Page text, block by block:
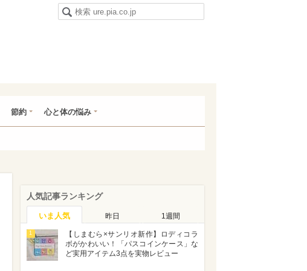
節約 心と体の悩み
人気記事ランキング
いま人気 昨日 1週間
1
【しまむら×サンリオ新作】ロディコラ
ボがかわいい！「パスコインケース」な
ど実用アイテム3点を実物レビュー